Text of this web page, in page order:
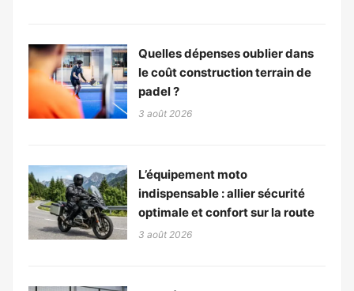
Quelles dépenses oublier dans
le coût construction terrain de
padel ?
3 août 2026
L’équipement moto
indispensable : allier sécurité
optimale et confort sur la route
3 août 2026